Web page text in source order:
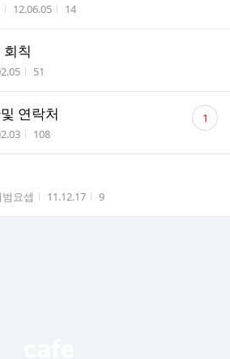
작성시간
12.06.05 조회수
14
칙
간 조회수
51
연락처
간 조회수
108
댓
글 1
요셉 작성시간
11.12.17 조회수
9